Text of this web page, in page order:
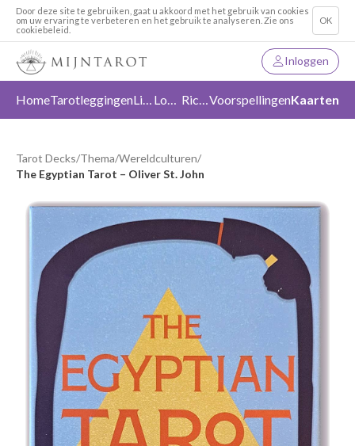
Door deze site te gebruiken, gaat u akkoord met het gebruik van cookies
om uw ervaring te verbeteren en het gebruik te analyseren. Zie ons
cookiebeleid.
OK
Inloggen
HomeTarotleggingen Liefde Loslaten RichtingVoorspellingenKaarten
Tarot Decks/Thema/Wereldculturen/
The Egyptian Tarot – Oliver St. John